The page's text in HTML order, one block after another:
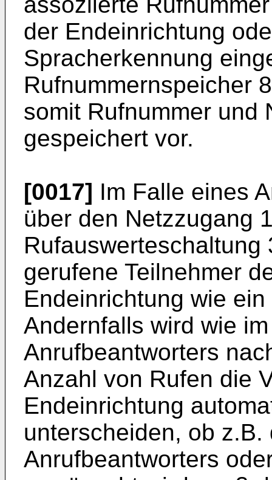
der Endeinrichtung
Spracherkennung
Rufnummernspeicher
somit Rufnummer und
gespeichert vor.
[0017] Im Falle eines
über den Netzzugang
Rufauswerteschaltung
gerufene Teilnehmer
Endeinrichtung wie
Andernfalls wird wie
Anrufbeantworters
Anzahl von Rufen die
Endeinrichtung
unterscheiden, ob
Anrufbeantworters